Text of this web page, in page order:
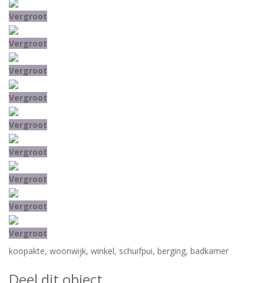
Vergroot
Vergroot
Vergroot
Vergroot
Vergroot
Vergroot
Vergroot
Vergroot
Vergroot
koopakte, woonwijk, winkel, schuifpui, berging, badkamer
Deel dit object